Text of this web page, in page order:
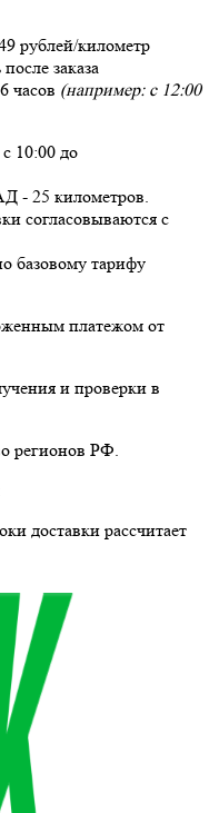
рублей/километр
заказа
6 часов (например: с 12:00
с 10:00 до
- 25 километров.
согласовываются с
базовому тарифу
платежом от
и проверки в
регионов РФ.
доставки рассчитает